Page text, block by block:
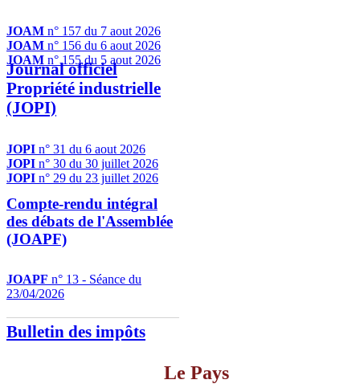
JOAM n° 157 du 7 aout 2026
JOAM n° 156 du 6 aout 2026
JOAM n° 155 du 5 aout 2026
Journal officiel
Propriété industrielle
(JOPI)
JOPI n° 31 du 6 aout 2026
JOPI n° 30 du 30 juillet 2026
JOPI n° 29 du 23 juillet 2026
Compte-rendu intégral
des débats de l'Assemblée
(JOAPF)
JOAPF n° 13 - Séance du
23/04/2026
Bulletin des impôts
Le Pays